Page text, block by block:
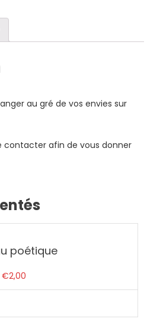
au gré de vos envies sur
contacter afin de vous donner
poétique
€2,00